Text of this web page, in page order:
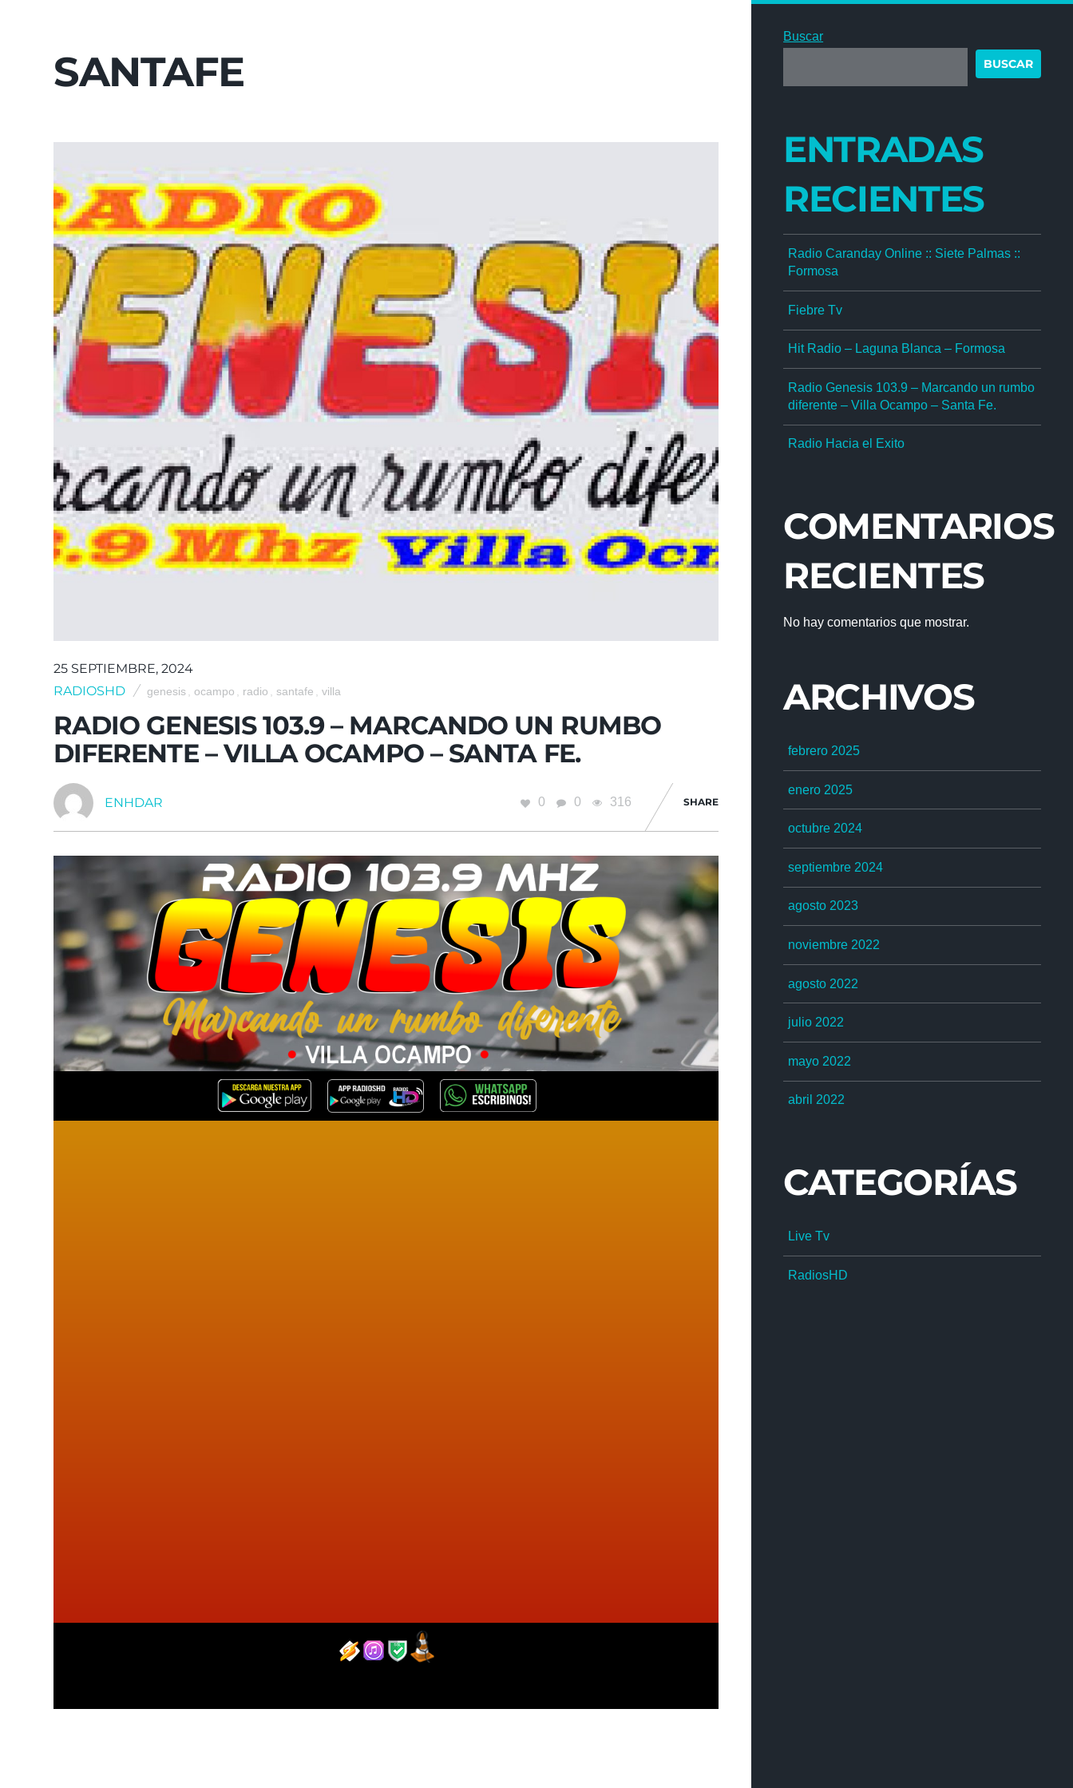
SANTAFE
25 SEPTIEMBRE, 2024
RADIOSHD
genesis ,ocampo radio ,santafe ,villa
RADIO GENESIS 103.9 – MARCANDO UN RUMBO
DIFERENTE – VILLA OCAMPO – SANTA FE.
ENHDAR 0 0 316 SHARE
Buscar
BUSCAR
ENTRADAS
RECIENTES
Radio Caranday Online :: Siete Palmas ::
Formosa
Fiebre Tv
Hit Radio – Laguna Blanca – Formosa
Radio Genesis 103.9 – Marcando un rumbo
diferente – Villa Ocampo – Santa Fe.
Radio Hacia el Exito
COMENTARIOS
RECIENTES
No hay comentarios que mostrar.
ARCHIVOS
febrero 2025
enero 2025
octubre 2024
septiembre 2024
agosto 2023
noviembre 2022
agosto 2022
julio 2022
mayo 2022
abril 2022
CATEGORÍAS
Live Tv
RadiosHD